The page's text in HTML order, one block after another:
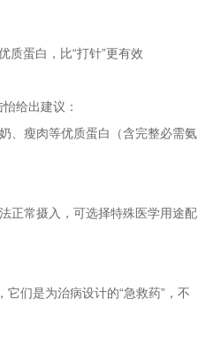
质蛋白，比“打针”更有效
给出建议：
、瘦肉等优质蛋白（含完整必需氨
正常摄入，可选择特殊医学用途配
它们是为治病设计的“急救药”，不